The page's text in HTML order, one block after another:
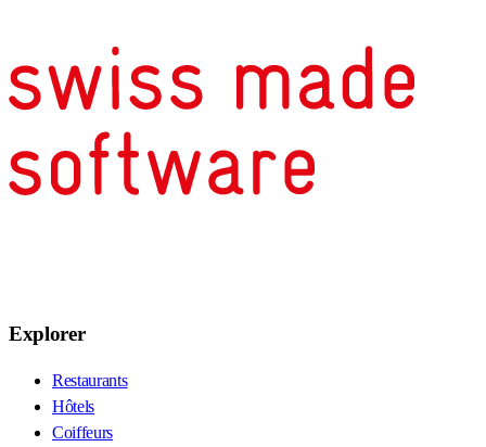
Explorer
Restaurants
Hôtels
Coiffeurs